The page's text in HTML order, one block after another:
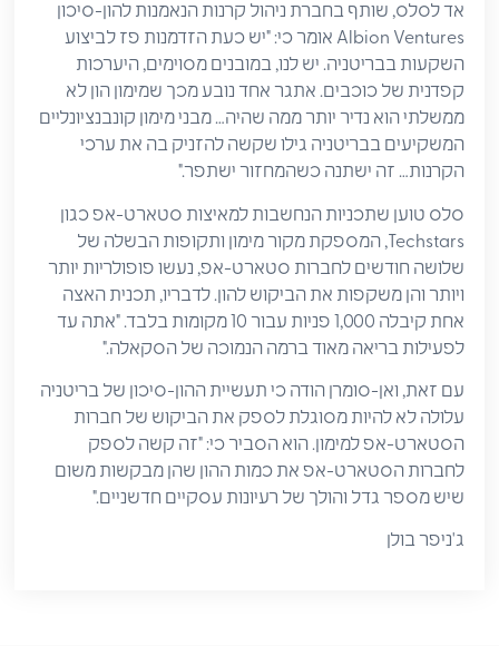
אד לסלס, שותף בחברת ניהול קרנות הנאמנות להון-סיכון
Albion Ventures אומר כי: "יש כעת הזדמנות פז לביצוע
השקעות בבריטניה. יש לנו, במובנים מסוימים, היערכות
קפדנית של כוכבים. אתגר אחד נובע מכך שמימון הון לא
ממשלתי הוא נדיר יותר ממה שהיה… מבני מימון קונבנציונליים
המשקיעים בבריטניה גילו שקשה להזניק בה את ערכי
הקרנות… זה ישתנה כשהמחזור ישתפר."
סלס טוען שתכניות הנחשבות למאיצות סטארט-אפ כגון
Techstars, המספקת מקור מימון ותקופות הבשלה של
שלושה חודשים לחברות סטארט-אפ, נעשו פופולריות יותר
ויותר והן משקפות את הביקוש להון. לדבריו, תכנית האצה
אחת קיבלה 1,000 פניות עבור 10 מקומות בלבד. "אתה עד
לפעילות בריאה מאוד ברמה הנמוכה של הסקאלה."
עם זאת, ואן-סומרן הודה כי תעשיית ההון-סיכון של בריטניה
עלולה לא להיות מסוגלת לספק את הביקוש של חברות
הסטארט-אפ למימון. הוא הסביר כי: "זה קשה לספק
לחברות הסטארט-אפ את כמות ההון שהן מבקשות משום
שיש מספר גדל והולך של רעיונות עסקיים חדשניים."
ג'ניפר בולן